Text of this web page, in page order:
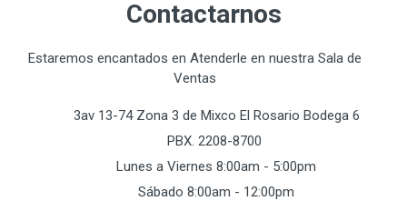
Contactarnos
Estaremos encantados en Atenderle en nuestra Sala de
Ventas
3av 13-74 Zona 3 de Mixco El Rosario Bodega 6
PBX. 2208-8700
Lunes a Viernes 8:00am - 5:00pm
Sábado 8:00am - 12:00pm